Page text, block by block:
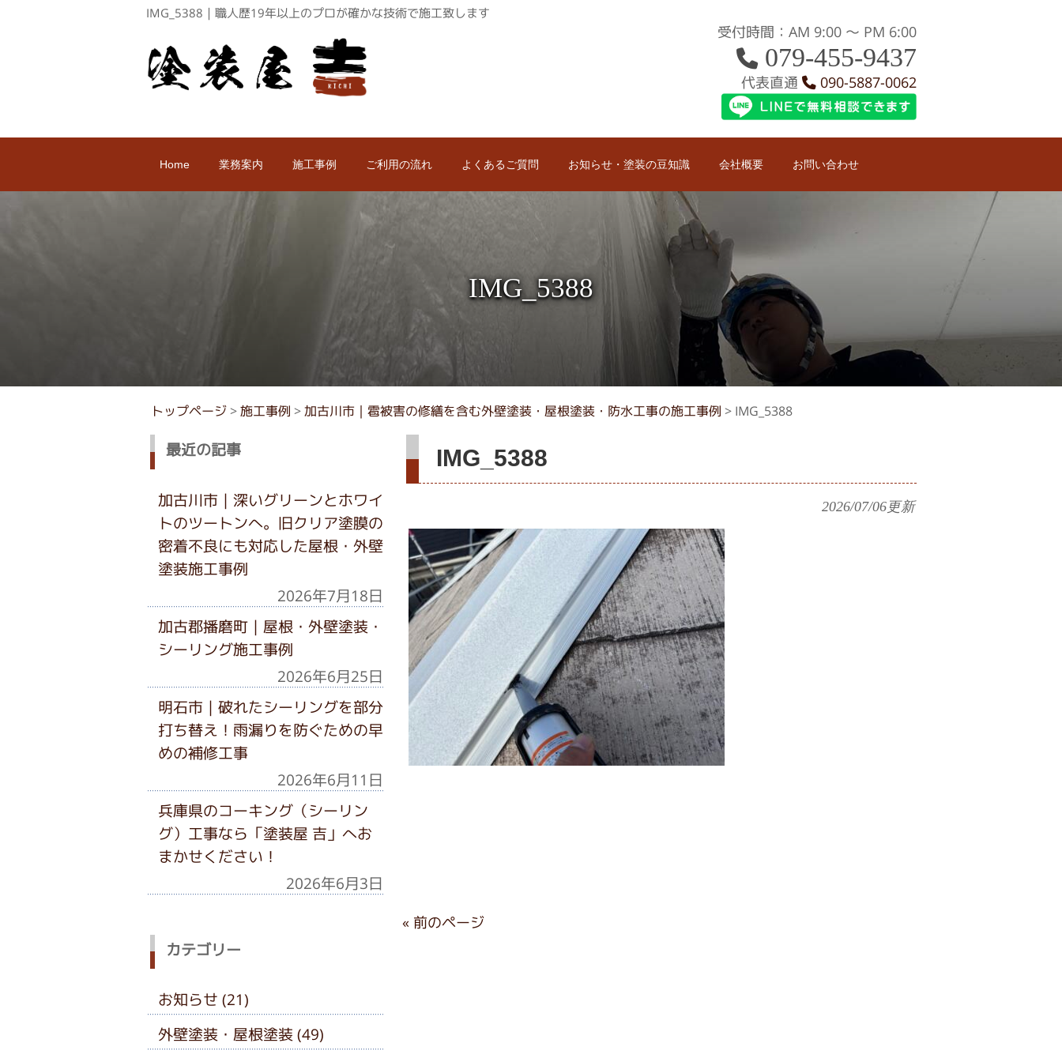
IMG_5388｜職人歴19年以上のプロが確かな技術で施工致します
受付時間：AM 9:00 〜 PM 6:00
079-455-9437
代表直通 090-5887-0062
Home 業務案内 施工事例 ご利用の流れ よくあるご質問 お知らせ・塗装の豆知識 会社概要 お問い合わせ
IMG_5388
トップページ> 施工事例 > 加古川市｜雹被害の修繕を含む外壁塗装・屋根塗装・防水工事の施工事例 > IMG_5388
IMG_5388
2026/07/06更新
« 前のページ
最近の記事
加古川市｜深いグリーンとホワイ
トのツートンへ。旧クリア塗膜の
密着不良にも対応した屋根・外壁
塗装施工事例
2026年7月18日
加古郡播磨町｜屋根・外壁塗装・
シーリング施工事例
2026年6月25日
明石市｜破れたシーリングを部分
打ち替え！雨漏りを防ぐための早
めの補修工事
2026年6月11日
兵庫県のコーキング（シーリン
グ）工事なら「塗装屋 吉」へお
まかせください！
2026年6月3日
カテゴリー
お知らせ (21)
外壁塗装・屋根塗装 (49)